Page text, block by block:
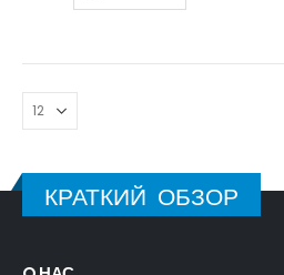
КРАТКИЙ ОБЗОР